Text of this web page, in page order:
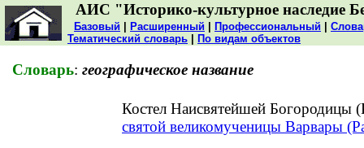
АИС "Историко-культурное наследие
Базовый Расширенный Профессиональный
Тематический словарь
По видам объектов
Словарь: географическое название
Костел Наисвятейшей
святой великомученицы Варвары